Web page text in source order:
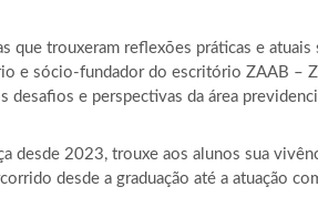
que trouxeram reflexões práticas e
e sócio-fundador do escritório ZAAB –
e perspectivas da área
desde 2023, trouxe aos alunos sua
desde a graduação até a atuação